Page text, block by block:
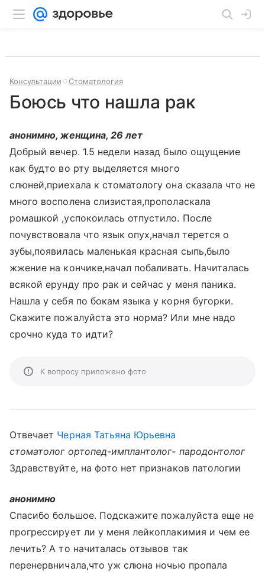
Консультации Стоматология
Боюсь что нашла рак
анонимно, женщина, 26 лет
Добрый вечер. 1.5 недели назад было ощущение
как будто во рту выделяется много
слюней,приехала к стоматологу она сказала что не
много восполена слизистая,прополаскала
ромашкой ,успокоилась отпустило. После
почувствовала что язык опух,начал терется о
зубы,появилась маленькая красная сыпь,было
жжение на кончике,начал побаливать. Начиталась
всякой ерунду про рак и сейчас у меня паника.
Нашла у себя по бокам языка у корня бугорки.
Скажите пожалуйста это норма? Или мне надо
срочно куда то идти?
К вопросу приложено фото
Отвечает Черная Татьяна Юрьевна
стоматолог ортопед-имплантолог- пародонтолог
Здравствуйте, на фото нет признаков патологии
анонимно
Спасибо большое. Подскажите пожалуйста еще не
прогрессирует ли у меня лейкоплакимия и чем ее
лечить? А то начиталась отзывов так
перенервничала,что уж слюна ночью пропала